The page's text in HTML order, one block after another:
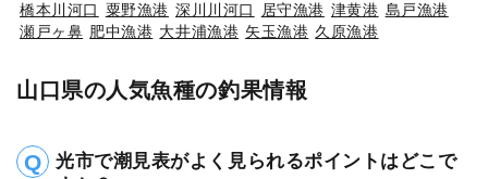
橋本川河口 粟野漁港 深川川河口 居守漁港 津黄港 島戸漁港
瀬戸ヶ鼻 肥中漁港 大井浦漁港 矢玉漁港 久原漁港
山口県の人気魚種の釣果情報
光市で潮見表がよく見られるポイントはどこで